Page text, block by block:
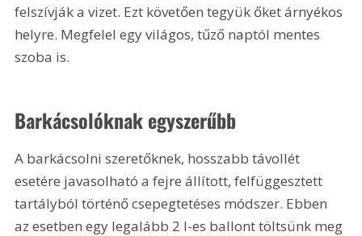
felszívják a vizet. Ezt követően tegyük őket árnyékos
helyre. Megfelel egy világos, tűző naptól mentes
szoba is.
Barkácsolóknak egyszerűbb
A barkácsolni szeretőknek, hosszabb távollét
esetére javasolható a fejre állított, felfüggesztett
tartályból történő csepegtetéses módszer. Ebben
az esetben egy legalább 2 l-es ballont töltsünk meg